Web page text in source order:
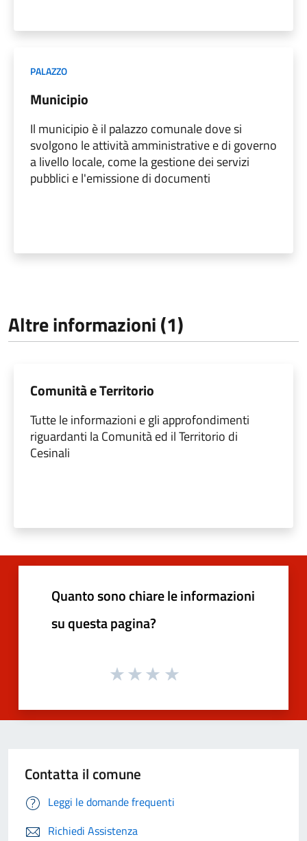
PALAZZO
Municipio
Il municipio è il palazzo comunale dove si
svolgono le attività amministrative e di governo
a livello locale, come la gestione dei servizi
pubblici e l'emissione di documenti
Altre informazioni (1)
Comunità e Territorio
Tutte le informazioni e gli approfondimenti
riguardanti la Comunità ed il Territorio di
Cesinali
Quanto sono chiare le informazioni
su questa pagina?
Contatta il comune
Leggi le domande frequenti
Richiedi Assistenza